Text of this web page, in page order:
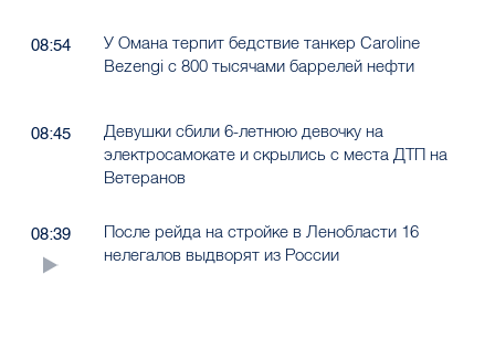
08:54
У Омана терпит бедствие танкер Caroline
Bezengi с 800 тысячами баррелей нефти
08:45
Девушки сбили 6-летнюю девочку на
электросамокате и скрылись с места ДТП на
Ветеранов
08:39
После рейда на стройке в Ленобласти 16
нелегалов выдворят из России